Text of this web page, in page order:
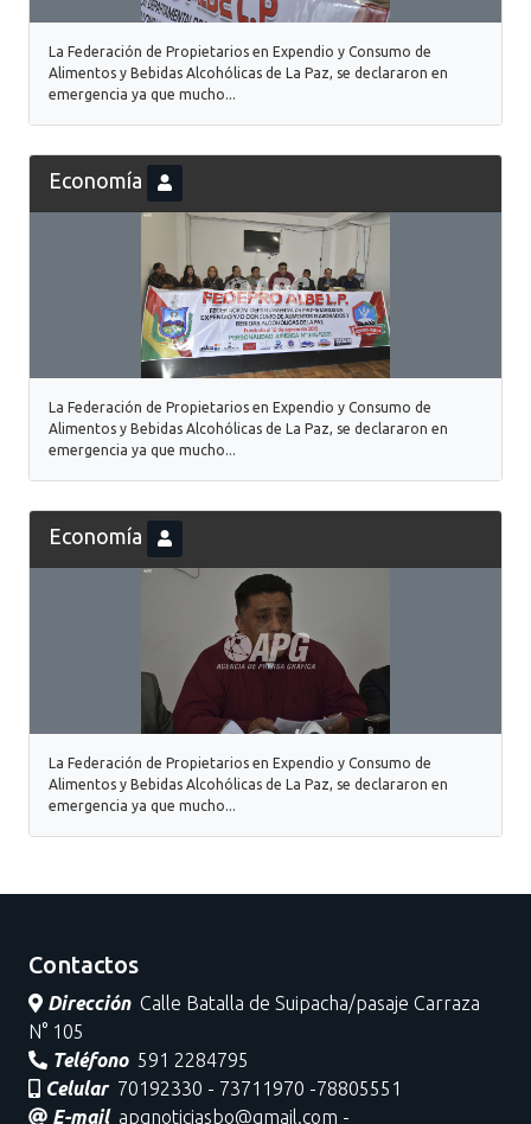
La Federación de Propietarios en Expendio y Consumo de
Alimentos y Bebidas Alcohólicas de La Paz, se declararon en
emergencia ya que mucho...
Economía
La Federación de Propietarios en Expendio y Consumo de
Alimentos y Bebidas Alcohólicas de La Paz, se declararon en
emergencia ya que mucho...
Economía
La Federación de Propietarios en Expendio y Consumo de
Alimentos y Bebidas Alcohólicas de La Paz, se declararon en
emergencia ya que mucho...
Contactos
Dirección Calle Batalla de Suipacha/pasaje Carraza
N° 105
Teléfono 591 2284795
Celular 70192330 - 73711970 -78805551
E-mail apgnoticiasbo@gmail.com -